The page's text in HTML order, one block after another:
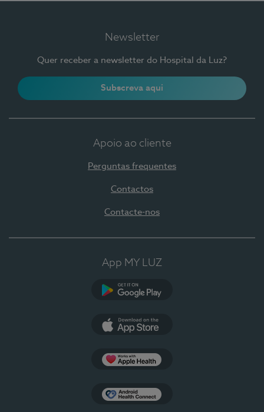
Newsletter
Quer receber a newsletter do Hospital da Luz?
Subscreva aqui
Apoio ao cliente
Perguntas frequentes
Contactos
Contacte-nos
App MY LUZ